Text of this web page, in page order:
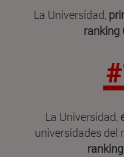
La Universidad,
ranking
La Universidad,
universidades del